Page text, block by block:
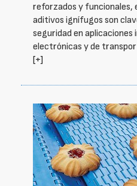
reforzados y funcionales,
aditivos ignífugos son
seguridad en
electrónicas y de
[+]